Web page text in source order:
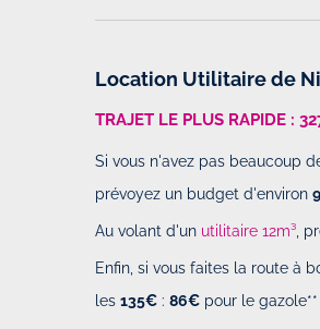
Location Utilitaire de
TRAJET LE PLUS RAPIDE :
Si vous n'avez pas beaucoup
prévoyez un budget d'environ
Au volant d'un utilitaire 12m³ ,
Enfin, si vous faites la route à
les 135€ : 86€ pour le